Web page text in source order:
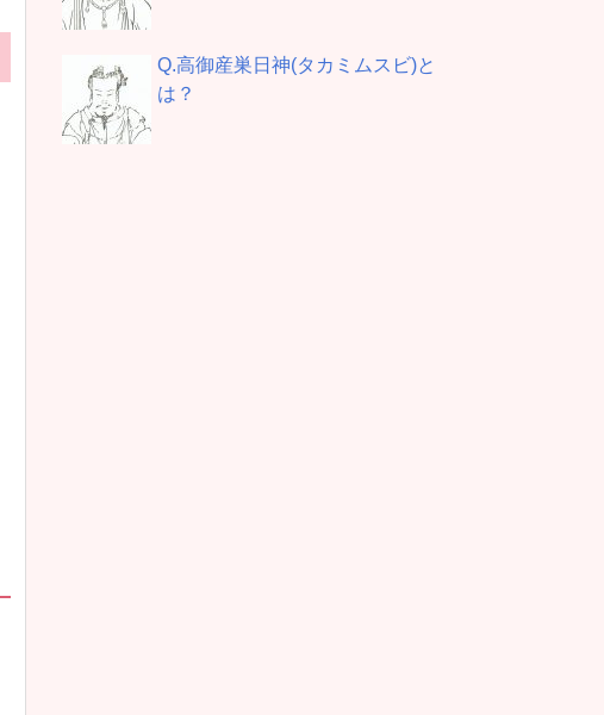
Q.高御産巣日神(タカミムスビ)と
は？